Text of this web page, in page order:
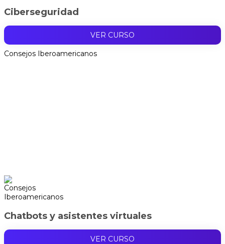
Ciberseguridad
VER CURSO
Consejos Iberoamericanos
Chatbots y asistentes virtuales
VER CURSO